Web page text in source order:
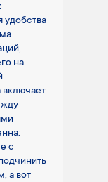
удобства
на
включает
с
а вот